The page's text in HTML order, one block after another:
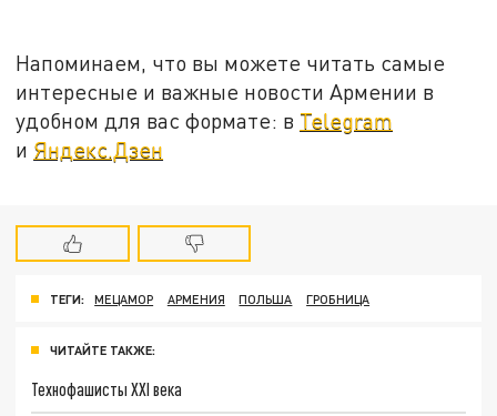
Напоминаем, что вы можете читать самые
интересные и важные новости Армении в
удобном для вас формате: в Telegram
и Яндекс.Дзен
ТЕГИ: МЕЦАМОР АРМЕНИЯ ПОЛЬША ГРОБНИЦА
ЧИТАЙТЕ ТАКЖЕ:
Технофашисты XXI века